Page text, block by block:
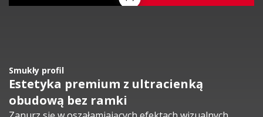
Smukły profil
Estetyka premium z ultracienką
obudową bez ramki